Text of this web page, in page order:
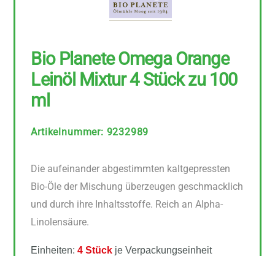
Bio Planete Omega Orange
Leinöl Mixtur 4 Stück zu 100
ml
Artikelnummer: 9232989
Die aufeinander abgestimmten kaltgepressten
Bio-Öle der Mischung überzeugen geschmacklich
und durch ihre Inhaltsstoffe. Reich an Alpha-
Linolensäure.
Einheiten:4 Stück je Verpackungseinheit